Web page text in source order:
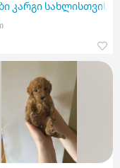
კარგი სახლისთვის